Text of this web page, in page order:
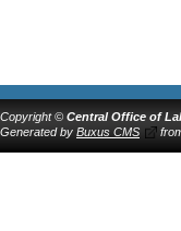
Copyright © Central Office of
Generated by Buxus CMS